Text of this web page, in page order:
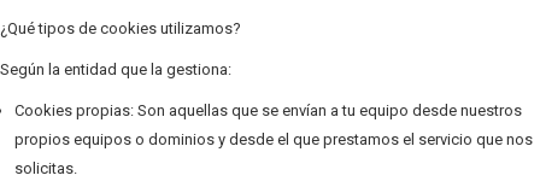
¿Qué tipos de cookies utilizamos?
Según la entidad que la gestiona:
Cookies propias: Son aquellas que se envían a tu equipo desde nuestros
propios equipos o dominios y desde el que prestamos el servicio que nos
solicitas.